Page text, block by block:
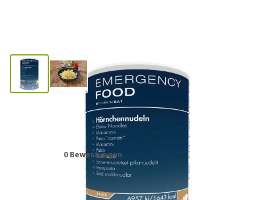
Katadyn Notfallration Makkaroni
0 Bewertungen